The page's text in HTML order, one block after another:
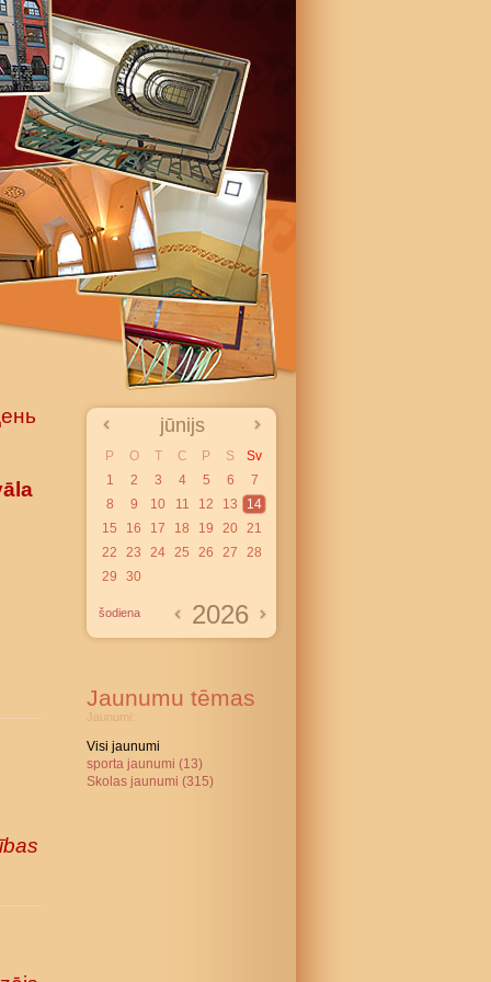
jūnijs
P O T C P S
Sv
1
2 3 4 5 6
7
8
9 10 11 12 13
14
15
16 17 18 19 20 21
22
23 24 25 26 27
28
29
30
šodiena 2026
Jaunumu tēmas
Jaunumi:
Visi jaunumi
sporta jaunumi (13)
Skolas jaunumi (315)